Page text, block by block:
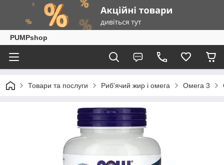
PUMPshop
Товари та послуги Риб'ячий жир і омега Омега 3